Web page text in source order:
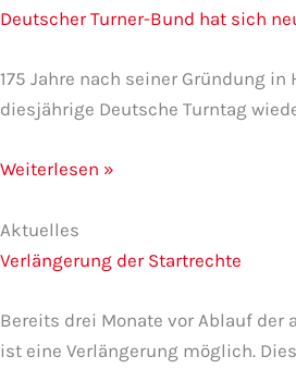
Deutscher Turner-Bund hat sich
175 Jahre nach seiner Gründung in
diesjährige Deutsche Turntag
Weiterlesen »
Aktuelles
Verlängerung der Startrechte
Bereits drei Monate vor Ablauf der
ist eine Verlängerung möglich.
i
e
i
e
i
e
i
e
i
e